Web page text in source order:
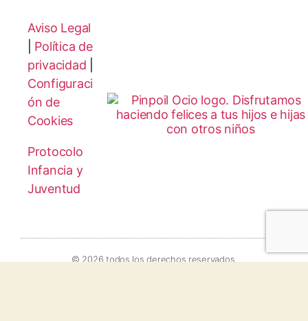
Aviso Legal
Política de
privacidad
Configuraci
ón de
Cookies
Protocolo
Infancia y
Juventud
© 2026 todos los derechos reservados.